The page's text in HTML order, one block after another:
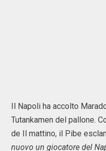
Il Napoli ha accolto
Tutankamen del pallone.
de Il mattino, il Pibe
nuovo un giocatore del